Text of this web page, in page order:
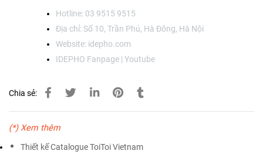
Hotline: 03 9515 9515
Địa chỉ: Số 10, Trần Phú, Hà Đông, Hà Nội
Website: idepho.com
IDEPHO Fanpage | Youtube
Chia sẻ:
(*) Xem thêm
Thiết kế Catalogue ToiToi Vietnam